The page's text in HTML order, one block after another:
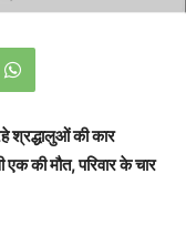
श्रद्धालुओं की कार
की मौत, परिवार के चार